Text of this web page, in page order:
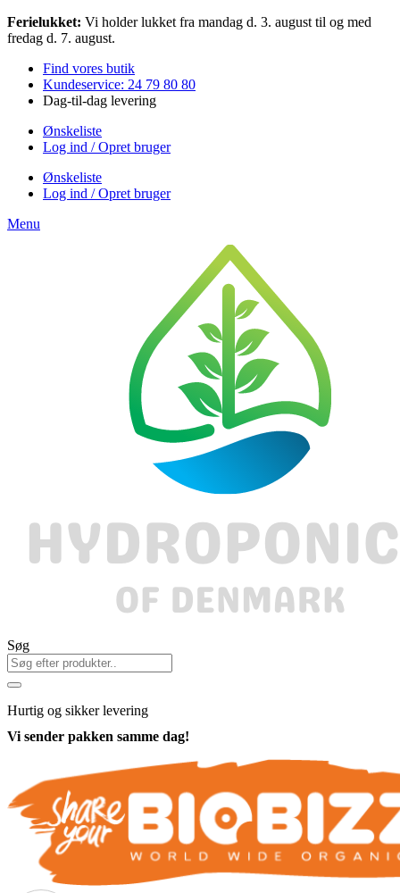
Videre
til
Ferielukket: Vi holder lukket fra mandag d. 3. august til og med
fredag d. 7. august.
Find vores butik
Kundeservice: 24 79 80 80
Dag-til-dag levering
Ønskeliste
Log ind / Opret bruger
Ønskeliste
Log ind / Opret bruger
Menu
Søg
Hurtig og sikker levering
Vi sender pakken samme dag!